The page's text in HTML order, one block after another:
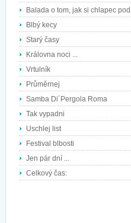
Balada o tom, jak si chlapec
Blbý kecy
Starý časy
Královna noci ...
Vrtulník
Průměrnej
Samba Di´Pergola Roma
Tak vypadni
Uschlej list
Festival blbosti
Jen pár dní ...
Celkový čas: